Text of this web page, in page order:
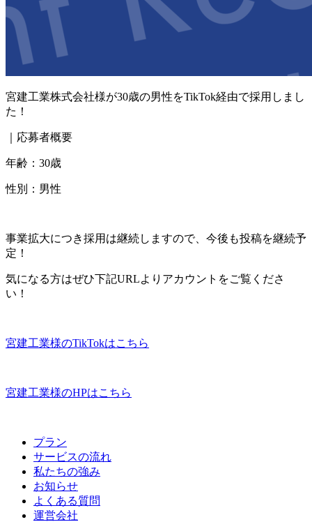
宮建工業株式会社様が30歳の男性をTikTok経由で採用しまし
た！
応募者概要
年齢：30歳
性別：男性
事業拡大につき採用は継続しますので、今後も投稿を継続予
定！
気になる方はぜひ下記URLよりアカウントをご覧くださ
い！
宮建工業様のTikTokはこちら
宮建工業様のHPはこちら
プラン
サービスの流れ
私たちの強み
お知らせ
よくある質問
運営会社